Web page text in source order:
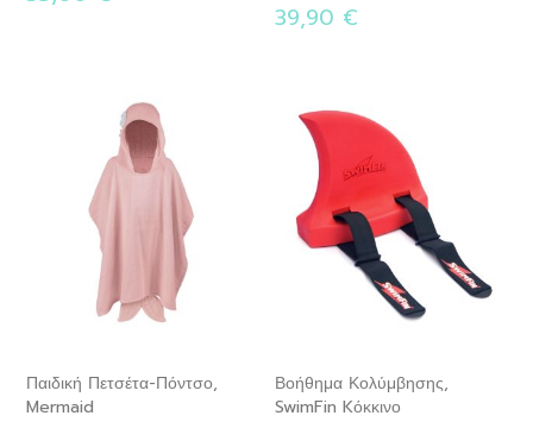
39,90 €
Παιδική Πετσέτα-Πόντσο,
Mermaid
Βοήθημα Κολύμβησης,
SwimFin Kόκκινο